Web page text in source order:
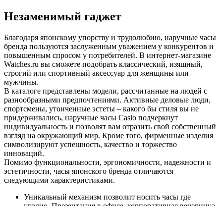
Незаменимый гаджет
Благодаря японскому упорству и трудолюбию, наручные часы
бренда пользуются заслуженным уважением у конкурентов и
повышенным спросом у потребителей. В интернет-магазине
Watches.ru вы сможете подобрать классический, изящный,
строгий или спортивный аксессуар для женщины или
мужчины.
В каталоге представлены модели, рассчитанные на людей с
разнообразными предпочтениями. Активные деловые люди,
спортсмены, утонченные эстеты – какого бы стиля вы не
придерживались, наручные часы Casio подчеркнут
индивидуальность и позволят вам отразить свой собственный
взгляд на окружающий мир. Кроме того, фирменные изделия
символизируют успешность, качество и торжество
инноваций.
Помимо функциональности, эргономичности, надежности и
эстетичности, часы японского бренда отличаются
следующими характеристиками.
Уникальный механизм позволит носить часы где